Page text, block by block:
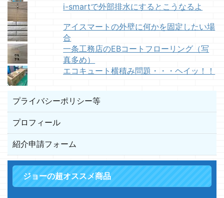
i-smartで外部排水にするとこうなるよ
アイスマートの外壁に何かを固定したい場
合
一条工務店のEBコートフローリング（写
真多め）
エコキュート横積み問題・・・ヘイッ！！
プライバシーポリシー等
プロフィール
紹介申請フォーム
ジョーの超オススメ商品